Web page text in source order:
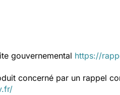
gouvernemental https://
concerné par un rappel